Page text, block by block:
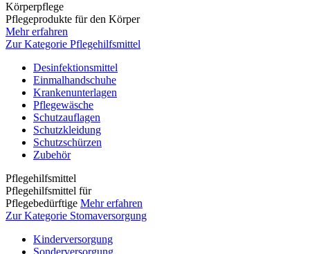
Körperpflege
Pflegeprodukte für den Körper
Mehr erfahren
Zur Kategorie Pflegehilfsmittel
Desinfektionsmittel
Einmalhandschuhe
Krankenunterlagen
Pflegewäsche
Schutzauflagen
Schutzkleidung
Schutzschürzen
Zubehör
Pflegehilfsmittel
Pflegehilfsmittel für
Pflegebedürftige Mehr erfahren
Zur Kategorie Stomaversorgung
Kinderversorgung
Sonderversorgung